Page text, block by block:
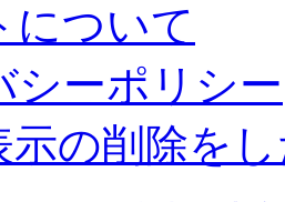
について
シーポリシー
示の削除を